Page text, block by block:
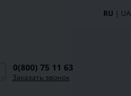
RU | UA
0(800) 75 11 63
Заказать звонок